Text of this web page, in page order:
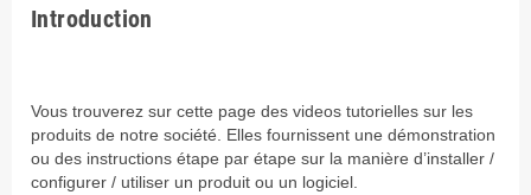
Introduction
Vous trouverez sur cette page des videos tutorielles sur les
produits de notre société. Elles fournissent une démonstration
ou des instructions étape par étape sur la manière d’installer /
configurer / utiliser un produit ou un logiciel.